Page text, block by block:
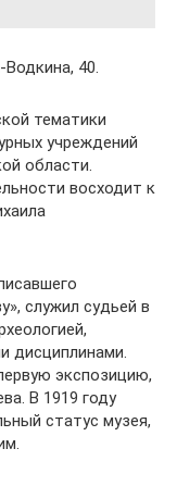
40.
тематики
учреждений
области.
восходит к
служил судьей в
дисциплинами.
экспозицию,
В 1919 году
статус музея,